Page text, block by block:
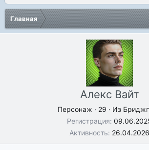
Главная
Алекс Вайт
Персонаж · 29 · Из
Регистрация
Активность 26.04.2026